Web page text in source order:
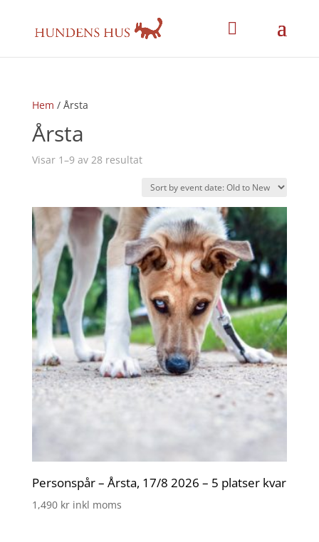
Hem / Årsta
Årsta
Visar 1–9 av 28 resultat
Personspår – Årsta, 17/8 2026 – 5 platser kvar
1,490 kr inkl moms